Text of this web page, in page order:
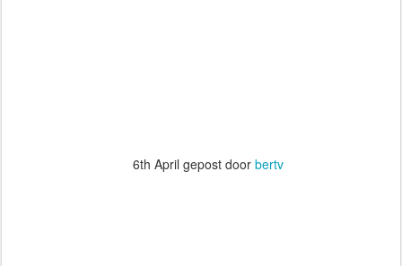
6th April gepost door bertv